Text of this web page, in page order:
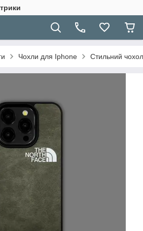
Чохли для Iphone Стильний